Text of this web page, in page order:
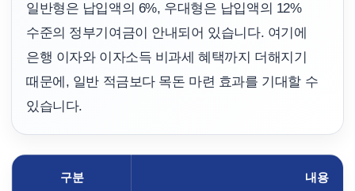
일반형은 납입액의 6%, 우대형은 납입액의 12%
수준의 정부기여금이 안내되어 있습니다. 여기에
은행 이자와 이자소득 비과세 혜택까지 더해지기
때문에, 일반 적금보다 목돈 마련 효과를 기대할 수
있습니다.
구분 내용